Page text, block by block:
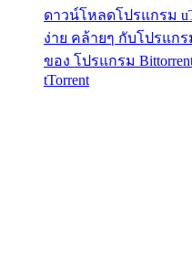
ดาวน์โหลดโปรแกรม
ง่าย คล้ายๆ กับโปรแก
ของ โปรแกรม
tTorrent